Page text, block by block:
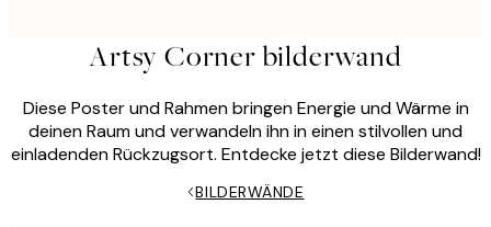
Artsy Corner bilderwand
Diese Poster und Rahmen bringen Energie und Wärme in
deinen Raum und verwandeln ihn in einen stilvollen und
einladenden Rückzugsort. Entdecke jetzt diese Bilderwand!
BILDERWÄNDE